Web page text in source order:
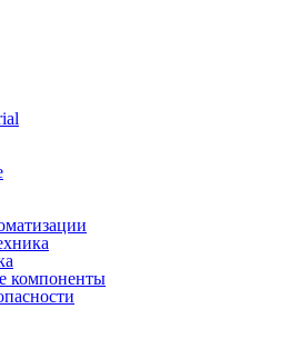
компоненты